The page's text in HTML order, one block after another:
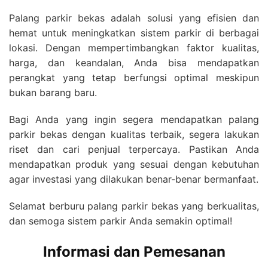
Palang parkir bekas adalah solusi yang efisien dan
hemat untuk meningkatkan sistem parkir di berbagai
lokasi. Dengan mempertimbangkan faktor kualitas,
harga, dan keandalan, Anda bisa mendapatkan
perangkat yang tetap berfungsi optimal meskipun
bukan barang baru.
Bagi Anda yang ingin segera mendapatkan palang
parkir bekas dengan kualitas terbaik, segera lakukan
riset dan cari penjual terpercaya. Pastikan Anda
mendapatkan produk yang sesuai dengan kebutuhan
agar investasi yang dilakukan benar-benar bermanfaat.
Selamat berburu palang parkir bekas yang berkualitas,
dan semoga sistem parkir Anda semakin optimal!
Informasi dan Pemesanan